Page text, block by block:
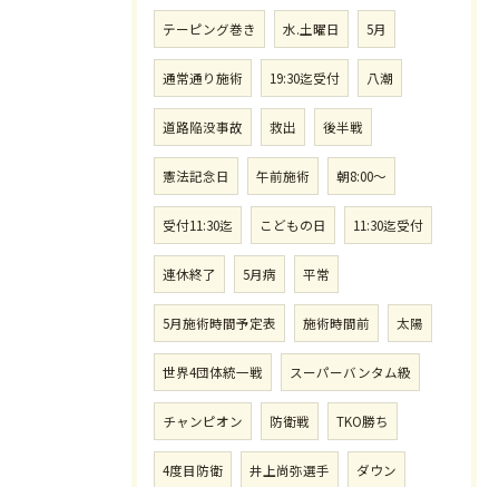
テーピング巻き 水.土曜日 5月
通常通り施術 19:30迄受付 八潮
道路陥没事故 救出 後半戦
憲法記念日 午前施術 朝8:00〜
受付11:30迄 こどもの日 11:30迄受付
連休終了 5月病 平常
5月施術時間予定表 施術時間前 太陽
世界4団体統一戦 スーパーバンタム級
チャンピオン 防衛戦 TKO勝ち
4度目防衛 井上尚弥選手 ダウン